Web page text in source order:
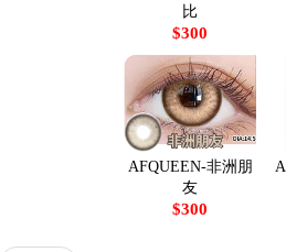
比
$300
AFQUEEN-非洲朋
友
$300